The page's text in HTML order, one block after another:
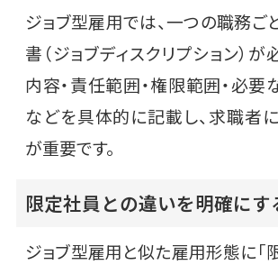
ジョブ型雇用では、一つの職務ご
書（ジョブディスクリプション）が
内容・責任範囲・権限範囲・必要
などを具体的に記載し、求職者
が重要です。
限定社員との違いを明確にす
ジョブ型雇用と似た雇用形態に「